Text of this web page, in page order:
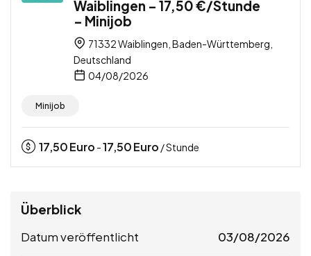
Waiblingen – 17,50 €/Stunde
– Minijob
71332 Waiblingen, Baden-Württemberg,
Deutschland
04/08/2026
Minijob
17,50Euro -17,50Euro / Stunde
Überblick
Datum veröffentlicht 03/08/2026